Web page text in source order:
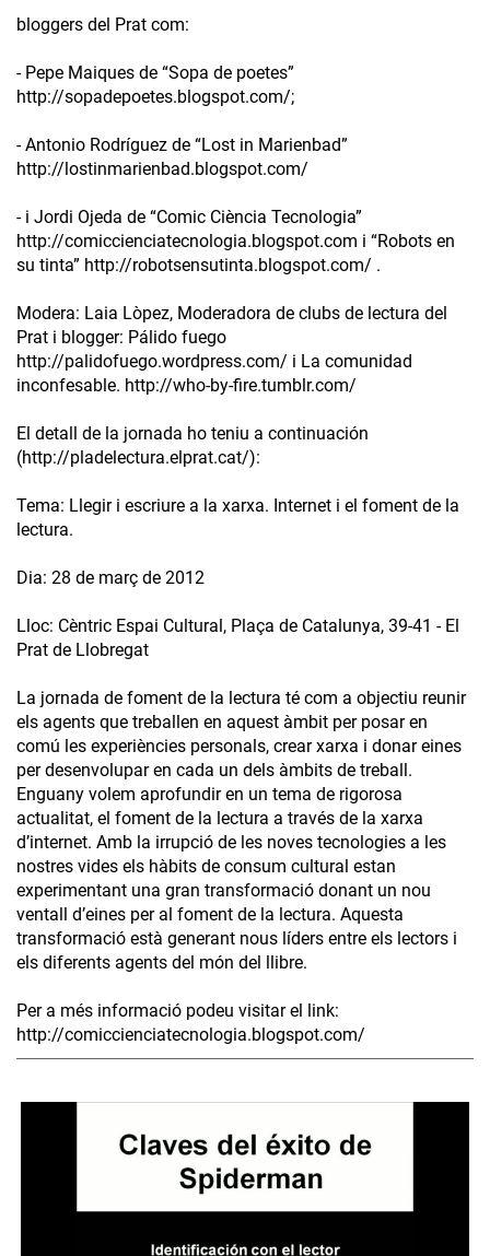
bloggers del Prat com:
- Pepe Maiques de “Sopa de poetes”
http://sopadepoetes.blogspot.com/;
- Antonio Rodríguez de “Lost in Marienbad”
http://lostinmarienbad.blogspot.com/
- i Jordi Ojeda de “Comic Ciència Tecnologia”
http://comiccienciatecnologia.blogspot.com i “Robots en
su tinta” http://robotsensutinta.blogspot.com/ .
Modera: Laia Lòpez, Moderadora de clubs de lectura del
Prat i blogger: Pálido fuego
http://palidofuego.wordpress.com/ i La comunidad
inconfesable. http://who-by-fire.tumblr.com/
El detall de la jornada ho teniu a continuación
(http://pladelectura.elprat.cat/):
Tema: Llegir i escriure a la xarxa. Internet i el foment de la
lectura.
Dia: 28 de març de 2012
Lloc: Cèntric Espai Cultural, Plaça de Catalunya, 39-41 - El
Prat de Llobregat
La jornada de foment de la lectura té com a objectiu reunir
els agents que treballen en aquest àmbit per posar en
comú les experiències personals, crear xarxa i donar eines
per desenvolupar en cada un dels àmbits de treball.
Enguany volem aprofundir en un tema de rigorosa
actualitat, el foment de la lectura a través de la xarxa
d’internet. Amb la irrupció de les noves tecnologies a les
nostres vides els hàbits de consum cultural estan
experimentant una gran transformació donant un nou
ventall d’eines per al foment de la lectura. Aquesta
transformació està generant nous líders entre els lectors i
els diferents agents del món del llibre.
Per a més informació podeu visitar el link:
http://comiccienciatecnologia.blogspot.com/